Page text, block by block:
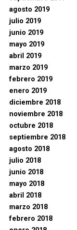
agosto 2019
julio 2019
junio 2019
mayo 2019
abril 2019
marzo 2019
febrero 2019
enero 2019
diciembre 2018
noviembre 2018
octubre 2018
septiembre 2018
agosto 2018
julio 2018
junio 2018
mayo 2018
abril 2018
marzo 2018
febrero 2018